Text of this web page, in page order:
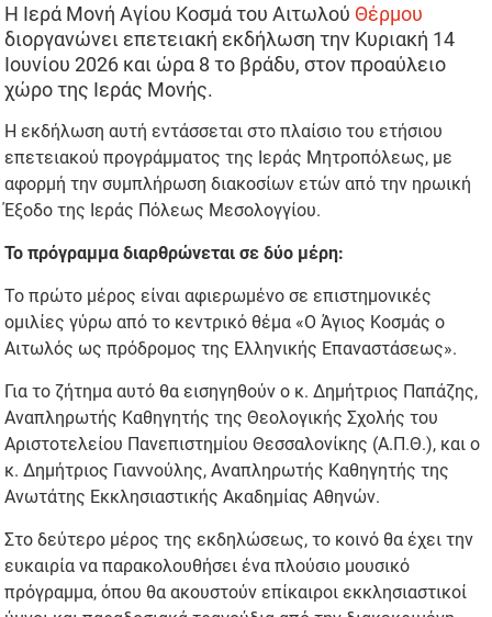
Η Ιερά Μονή Αγίου Κοσμά του Αιτωλού Θέρμου
διοργανώνει επετειακή εκδήλωση την Κυριακή 14
Ιουνίου 2026 και ώρα 8 το βράδυ, στον προαύλειο
χώρο της Ιεράς Μονής.
Η εκδήλωση αυτή εντάσσεται στο πλαίσιο του ετήσιου
επετειακού προγράμματος της Ιεράς Μητροπόλεως, με
αφορμή την συμπλήρωση διακοσίων ετών από την ηρωική
Έξοδο της Ιεράς Πόλεως Μεσολογγίου.
Το πρόγραμμα διαρθρώνεται σε δύο μέρη:
Το πρώτο μέρος είναι αφιερωμένο σε επιστημονικές
ομιλίες γύρω από το κεντρικό θέμα «Ο Άγιος Κοσμάς ο
Αιτωλός ως πρόδρομος της Ελληνικής Επαναστάσεως».
Για το ζήτημα αυτό θα εισηγηθούν ο κ. Δημήτριος Παπάζης,
Αναπληρωτής Καθηγητής της Θεολογικής Σχολής του
Αριστοτελείου Πανεπιστημίου Θεσσαλονίκης (Α.Π.Θ.), και ο
κ. Δημήτριος Γιαννούλης, Αναπληρωτής Καθηγητής της
Ανωτάτης Εκκλησιαστικής Ακαδημίας Αθηνών.
Στο δεύτερο μέρος της εκδηλώσεως, το κοινό θα έχει την
ευκαιρία να παρακολουθήσει ένα πλούσιο μουσικό
πρόγραμμα, όπου θα ακουστούν επίκαιροι εκκλησιαστικοί